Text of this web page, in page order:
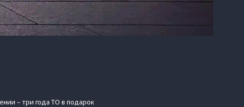
– три года ТО в подарок